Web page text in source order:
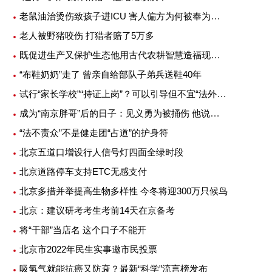
老鼠油治烫伤致孩子进ICU 害人偏方为何被奉为灵丹妙药
老人被野猪咬伤 打猎者赔了5万多
既促进生产又保护生态他用古代农耕智慧造福现代农业
“布鞋奶奶”走了 曾亲自给部队子弟兵送鞋40年
试行“家长学校”“持证上岗”？可以引导但不宜“法外加槛”
成为“南京胖哥”后的日子：见义勇为被捅伤 他说不后悔
“法不责众”不是健走团“占道”的护身符
北京五道口增设行人信号灯四面全绿时段
北京道路停车支持ETC无感支付
北京多措并举提高生物多样性 今冬将迎300万只候鸟
北京：建议研考考生考前14天在京备考
将“干部”当店名 这个口子不能开
北京市2022年民生实事邀市民投票
吸氢气就能抗癌又防衰？最新“科学”流言榜发布